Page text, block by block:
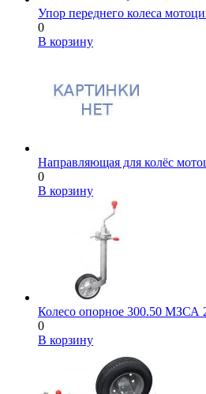
Упор переднего колеса
0
В корзину
Направляющая для колёс
0
В корзину
Колесо опорное 300.50 МЗСА
0
В корзину